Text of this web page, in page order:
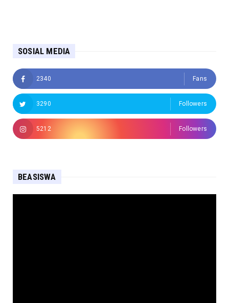
SOSIAL MEDIA
2340 Fans
3290 Followers
5212 Followers
BEASISWA